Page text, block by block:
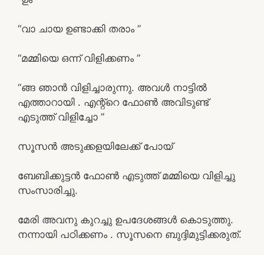
“വാ ചായ ഉണ്ടാക്കി തരാം ”
“മമ്മിയെ ഒന്ന് വിളിക്കണം ”
“ങ്ങ ഞാൻ വിളിച്ചാരുന്നു. അവൾ നാട്ടിൽ
എത്താറായി . എന്റ്റെ ഫോൺ അവിടുണ്ട്
എടുത്ത് വിളിച്ചോ ”
സൂസൻ അടുക്കളയിലേക്ക് പോയ്
ബേബിക്കുട്ടൻ ഫോൺ എടുത്ത് മമ്മിയെ വിളിച്ചു
സംസാരിച്ചു.
മേരി അവനു കുറച്ചു ഉപദേശങ്ങൾ കൊടുത്തു.
നന്നായി പഠിക്കണം . സൂസനെ ബുദ്ദിമുട്ടിക്കരുത്.